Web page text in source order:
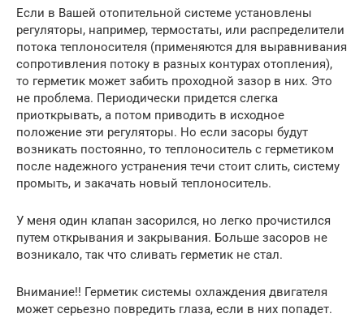
Если в Вашей отопительной системе установлены
регуляторы, например, термостаты, или распределители
потока теплоносителя (применяются для выравнивания
сопротивления потоку в разных контурах отопления),
то герметик может забить проходной зазор в них. Это
не проблема. Периодически придется слегка
приоткрывать, а потом приводить в исходное
положение эти регуляторы. Но если засоры будут
возникать постоянно, то теплоноситель с герметиком
после надежного устранения течи стоит слить, систему
промыть, и закачать новый теплоноситель.
У меня один клапан засорился, но легко прочистился
путем открывания и закрывания. Больше засоров не
возникало, так что сливать герметик не стал.
Внимание!! Герметик системы охлаждения двигателя
может серьезно повредить глаза, если в них попадет.